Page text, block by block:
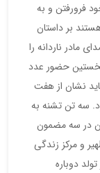
فرورفتن و به
بر داستان
مادر ناردانه را
نخستین حضور عدد
نشان از هفت
سه تن تشنه به
در سه مضمون
و مرکز زندگی
دوباره